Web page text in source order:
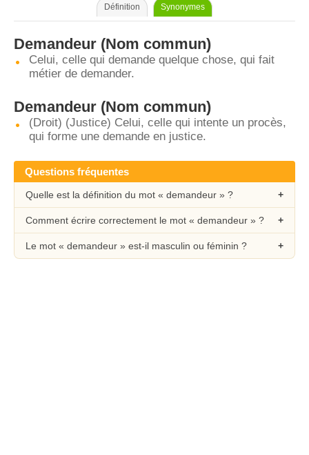
Définition Synonymes
Demandeur (Nom commun)
Celui, celle qui demande quelque chose, qui fait
métier de demander.
Demandeur (Nom commun)
(Droit) (Justice) Celui, celle qui intente un procès,
qui forme une demande en justice.
Questions fréquentes
Quelle est la définition du mot « demandeur » ?
Comment écrire correctement le mot « demandeur » ?
Le mot « demandeur » est-il masculin ou féminin ?